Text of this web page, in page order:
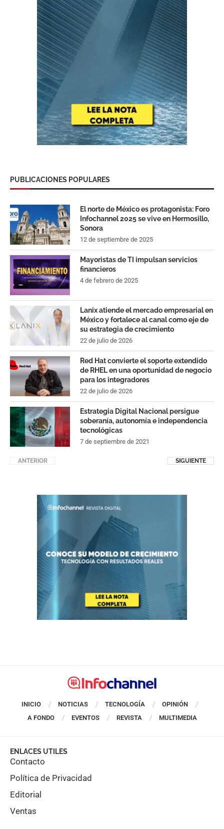
PUBLICACIONES POPULARES
El norte de México es protagonista: Foro
Infochannel 2025 se vive en Hermosillo,
Sonora
12 de septiembre de 2025
Mayoristas de TI impulsan servicios
financieros
4 de febrero de 2025
Lanix atiende el mercado empresarial en
México y fortalece al canal como eje de
su estrategia de crecimiento
22 de julio de 2026
Red Hat convierte el soporte extendido
de RHEL en una oportunidad de negocio
para los integradores
22 de julio de 2026
Estrategia Digital Nacional persigue
soberanía, autonomía e independencia
tecnológicas
7 de septiembre de 2021
ANTERIOR SIGUIENTE
INICIO NOTICIAS TECNOLOGÍA
OPINIÓN
A FONDO
EVENTOS REVISTA MULTIMEDIA
ENLACES UTILES
Contacto
Política de Privacidad
Editorial
Ventas